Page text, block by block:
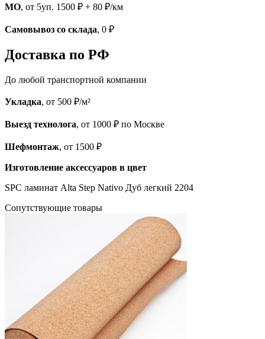
МО, от 5уп. 1500 ₽ + 80 ₽/км
Самовывоз со склада, 0 ₽
Доставка по РФ
До любой транспортной компании
Укладка, от 500 ₽/м²
Выезд технолога, от 1000 ₽ по Москве
Шефмонтаж, от 1500 ₽
Изготовление аксессуаров в цвет
SPC ламинат Alta Step Nativo Дуб легкий 2204
Cопутствующие товары